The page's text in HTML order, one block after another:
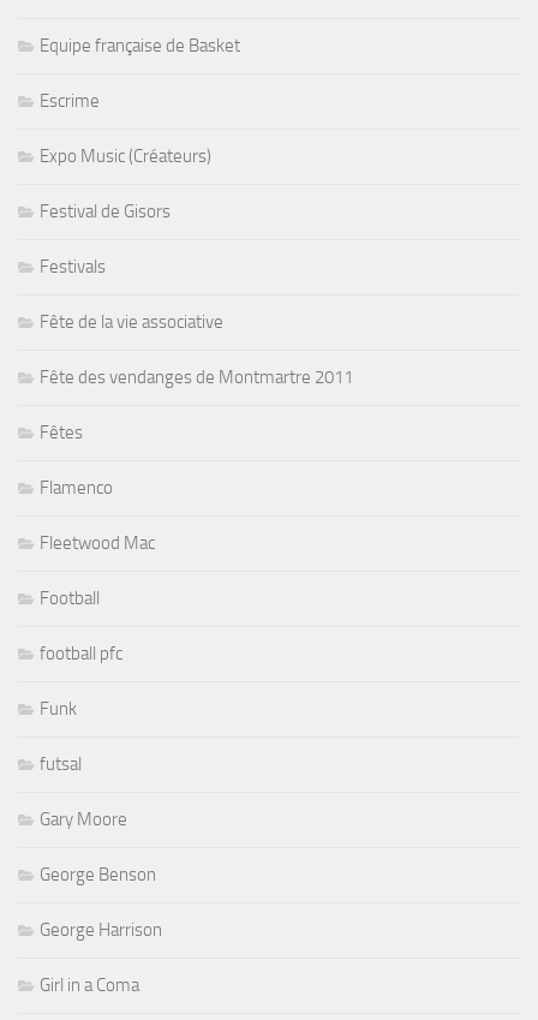
Equipe française de Basket
Escrime
Expo Music (Créateurs)
Festival de Gisors
Festivals
Fête de la vie associative
Fête des vendanges de Montmartre 2011
Fêtes
Flamenco
Fleetwood Mac
Football
football pfc
Funk
futsal
Gary Moore
George Benson
George Harrison
Girl in a Coma